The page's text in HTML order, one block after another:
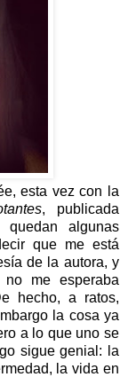
esta vez con la
, publicada
quedan algunas
que me está
de la autora, y
me esperaba
hecho, a ratos,
la cosa ya
a lo que uno se
sigue genial: la
la vida en